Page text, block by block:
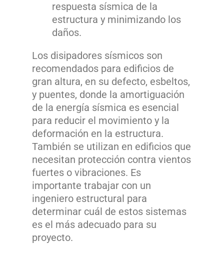
respuesta sísmica de la
estructura y minimizando los
daños.
Los disipadores sísmicos son
recomendados para edificios de
gran altura, en su defecto, esbeltos,
y puentes, donde la amortiguación
de la energía sísmica es esencial
para reducir el movimiento y la
deformación en la estructura.
También se utilizan en edificios que
necesitan protección contra vientos
fuertes o vibraciones. Es
importante trabajar con un
ingeniero estructural para
determinar cuál de estos sistemas
es el más adecuado para su
proyecto.